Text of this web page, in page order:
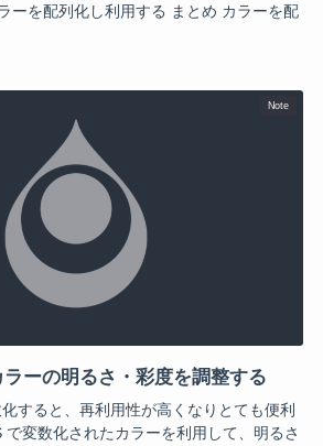
ーを配列化し利用する まとめ カラーを配
Note
ーの明るさ・彩度を調整する
すると、再利用性が高くなりとても便利
で変数化されたカラーを利用して、明るさ